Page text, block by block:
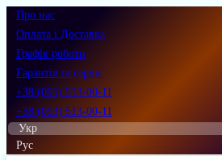
Про нас
Оплата і Доставка
Графік роботи
Гарантія та сервіс
+38 (095) 513-00-11
+38 (093) 513-00-11
Укр
Рус